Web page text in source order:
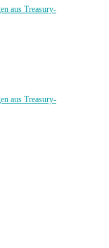
aus Treasury-
aus Treasury-